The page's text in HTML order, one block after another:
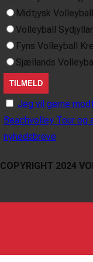
Midtjysk
Volleyball
Fyns Volleyball
Sjællands
Jeg vil gerne
Beachvolley Tour
nyhedsbreve
COPYRIGHT 2024